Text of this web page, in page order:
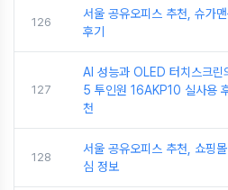
126
서울 공유오피스 추천, 슈가
후기
127
AI 성능과 OLED 터치스크린
5 투인원 16AKP10 실사용
천
128
서울 공유오피스 추천, 쇼핑
심 정보